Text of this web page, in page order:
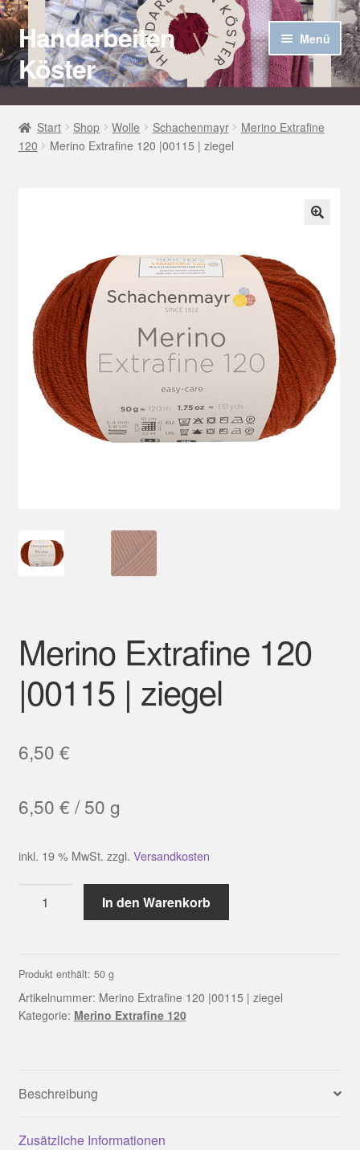
Zur
Navigation
springen
Zum
Inhalt
springen
Handarbeiten
Köster
Menü
Startseite
Über uns
Kasse
Mein Konto
Start Shop Wolle Schachenmayr
Merino Extrafine
120
Merino Extrafine 120 |00115 | ziegel
Merino Extrafine 120
|00115 | ziegel
6,50 €
6,50 € /50 g
inkl. 19 % MwSt. zzgl. Versandkosten
Extrafine
|
ziegel
Menge
In den Warenkorb
Produkt enthält: 50 g
Artikelnummer: Merino Extrafine 120 |00115 | ziegel
Kategorie: Merino Extrafine 120
Beschreibung
Zusätzliche Informationen